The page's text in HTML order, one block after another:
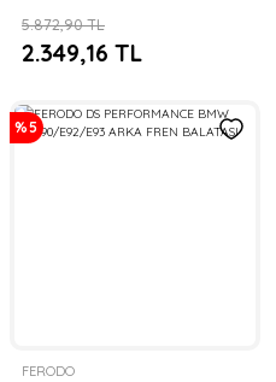
2.349,16 TL
5.872,90 TL
%5
FERODO